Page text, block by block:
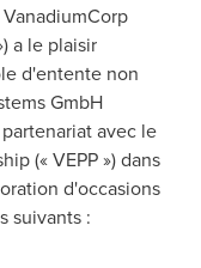
a le plaisir
d'entente non
GmbH
avec le
(« VEPP ») dans
d'occasions
suivants :